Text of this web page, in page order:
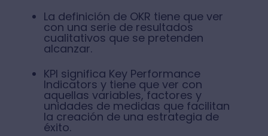
La definición de OKR tiene que ver
con una serie de resultados
cualitativos que se pretenden
alcanzar.
KPI significa Key Performance
Indicators y tiene que ver con
aquellas variables, factores y
unidades de medidas que facilitan
la creación de una estrategia de
éxito.